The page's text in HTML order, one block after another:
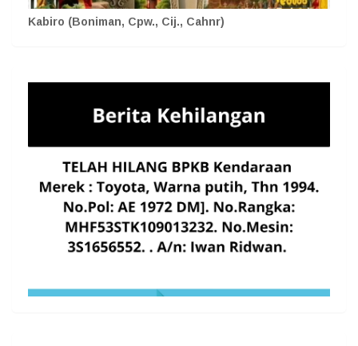
Kabiro (Boniman, Cpw., Cij., Cahnr)